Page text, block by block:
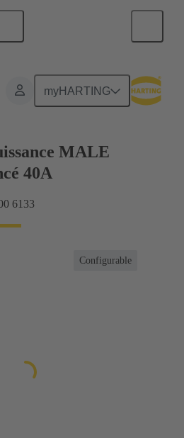
myHARTING
MALE
40A
6133
Configurable